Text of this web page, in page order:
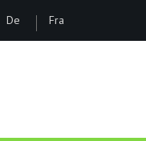
De Fra